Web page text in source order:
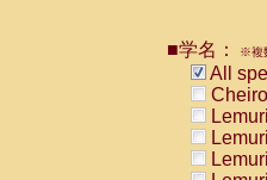
■学名： ※複
All